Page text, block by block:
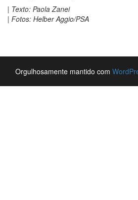
| Texto: Paola Zanei
| Fotos: Helber Aggio/PSA
Orgulhosamente mantido com